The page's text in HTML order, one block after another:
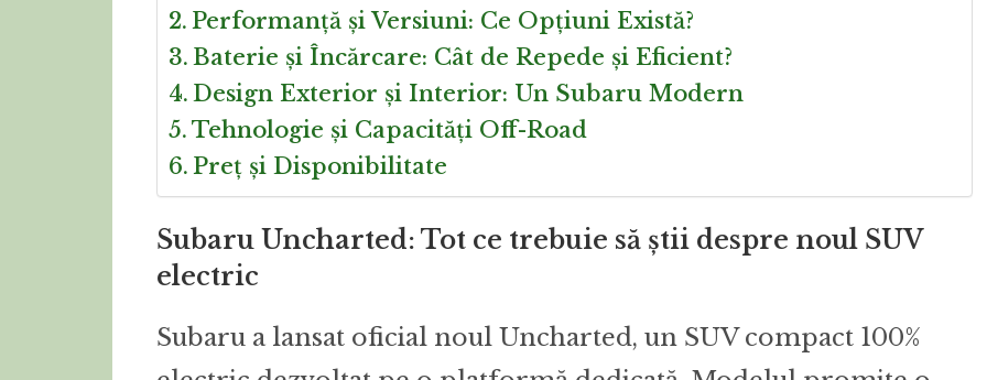
Performanță și Versiuni: Ce Opțiuni Există?
Baterie și Încărcare: Cât de Repede și Eficient?
Design Exterior și Interior: Un Subaru Modern
Tehnologie și Capacități Off-Road
Preț și Disponibilitate
Subaru Uncharted: Tot ce trebuie să știi despre noul SUV
electric
Subaru a lansat oficial noul Uncharted, un SUV compact 100%